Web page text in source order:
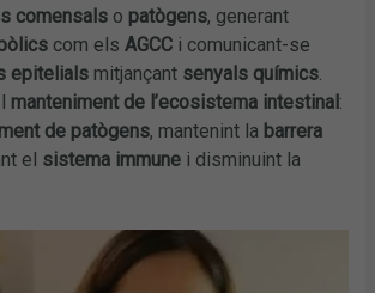
comensals o patògens, generant
com elsAGCC i comunicant-se
epitelials mitjançant senyals químics
manteniment de l’ecosistema intestinal:
de patògens, mantenint la barrera
el sistema immune i disminuint la